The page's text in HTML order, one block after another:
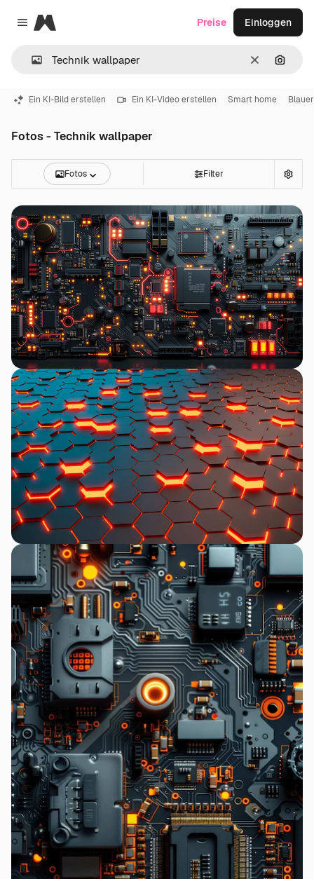
Close menu
Magnific
LöschenNach
Preise Einloggen
Ein KI-Bild erstellen Ein KI-Video erstellen Smart home
Fotos - Technik wallpaper
Fotos Filter